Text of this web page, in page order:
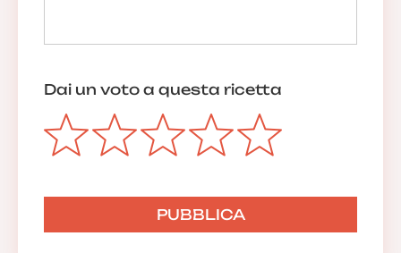
Dai un voto a questa ricetta